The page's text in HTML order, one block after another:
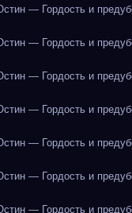
— Гордость и
— Гордость и
— Гордость и
— Гордость и
— Гордость и
— Гордость и
— Гордость и